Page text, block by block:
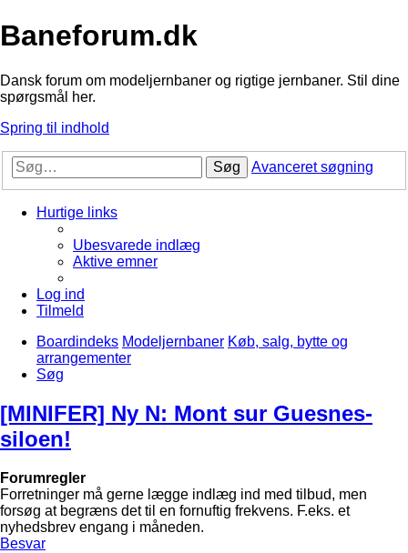
Baneforum.dk
Dansk forum om modeljernbaner og rigtige jernbaner. Stil dine
spørgsmål her.
Spring til indhold
Søg Avanceret søgning
Hurtige links
Ubesvarede indlæg
Aktive emner
Log ind
Tilmeld
Boardindeks Modeljernbaner Køb, salg, bytte og
arrangementer
Søg
[MINIFER] Ny N: Mont sur Guesnes-
siloen!
Forumregler
Forretninger må gerne lægge indlæg ind med tilbud, men
forsøg at begræns det til en fornuftig frekvens. F.eks. et
nyhedsbrev engang i måneden.
Besvar